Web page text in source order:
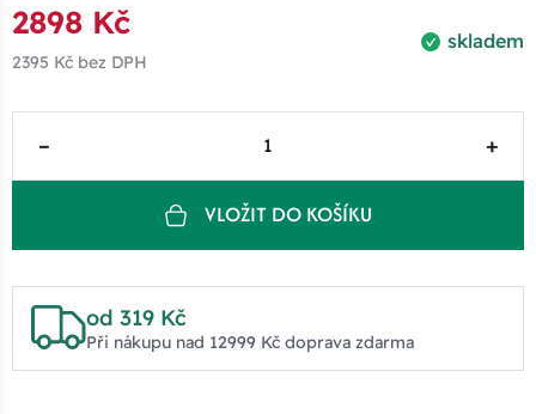
skladem
2898 Kč
2395 Kč bez DPH
– +
VLOŽIT DO KOŠÍKU
od 319 Kč
Při nákupu nad 12999 Kč doprava zdarma